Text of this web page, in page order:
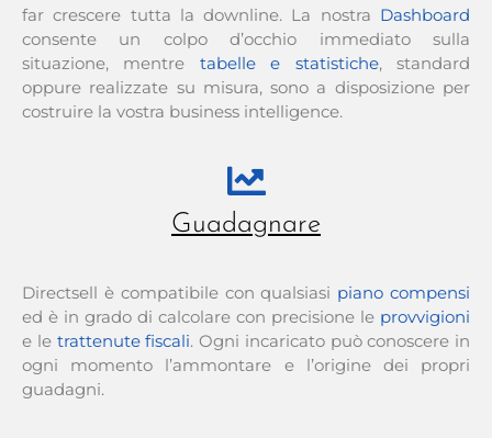
far crescere tutta la downline. La nostra Dashboard
consente un colpo d’occhio immediato sulla
situazione, mentre tabelle e statistiche, standard
oppure realizzate su misura, sono a disposizione per
costruire la vostra business intelligence.
Guadagnare
Directsell è compatibile con qualsiasi piano compensi
ed è in grado di calcolare con precisione le provvigioni
e le trattenute fiscali. Ogni incaricato può conoscere in
ogni momento l’ammontare e l’origine dei propri
guadagni.